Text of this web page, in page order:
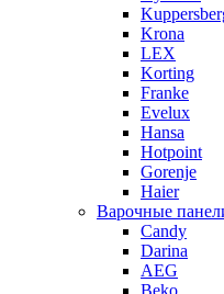
Krona
LEX
Korting
Franke
Evelux
Hansa
Hotpoint
Gorenje
Haier
Варочные
Candy
Darina
AEG